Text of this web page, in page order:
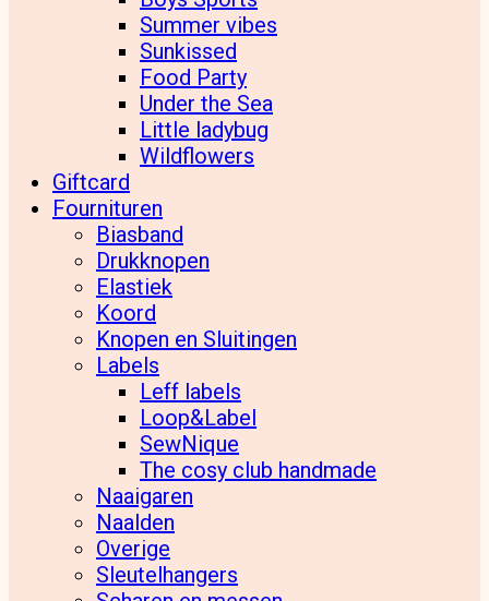
Summer vibes
Sunkissed
Food Party
Under the Sea
Little ladybug
Wildflowers
Giftcard
Fournituren
Biasband
Drukknopen
Elastiek
Koord
Knopen en Sluitingen
Labels
Leff labels
Loop&Label
SewNique
The cosy club handmade
Naaigaren
Naalden
Overige
Sleutelhangers